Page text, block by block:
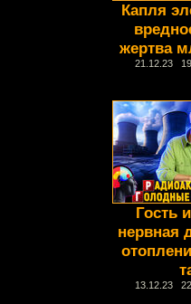
Капля
жертва
21.12.23
Гость
нервная
13.12.23